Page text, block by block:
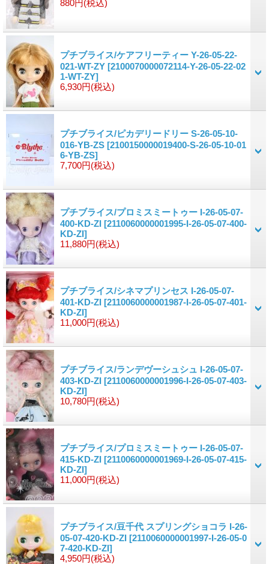
880円(税込)
プチブライス/ケアフリーティー Y-26-05-22-
021-WT-ZY [2100070000072114-Y-26-05-22-02
1-WT-ZY]
6,930円(税込)
プチブライス/ピカデリードリー S-26-05-10-
016-YB-ZS [2100150000019400-S-26-05-10-01
6-YB-ZS]
7,700円(税込)
プチブライス/プロミスミートゥー I-26-05-07-
400-KD-ZI [2110060000001995-I-26-05-07-400-
KD-ZI]
11,880円(税込)
プチブライス/シネマプリンセス I-26-05-07-
401-KD-ZI [2110060000001987-I-26-05-07-401-
KD-ZI]
11,000円(税込)
プチブライス/ランデヴーシュシュ I-26-05-07-
403-KD-ZI [2110060000001996-I-26-05-07-403-
KD-ZI]
10,780円(税込)
プチブライス/プロミスミートゥー I-26-05-07-
415-KD-ZI [2110060000001969-I-26-05-07-415-
KD-ZI]
11,000円(税込)
プチブライス/豆千代 スプリングショコラ I-26-
05-07-420-KD-ZI [2110060000001997-I-26-05-0
7-420-KD-ZI]
4,950円(税込)